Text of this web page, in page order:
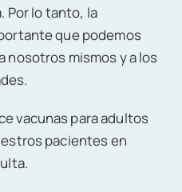
Por lo tanto, la
que podemos
nosotros mismos y a los
vacunas para adultos
pacientes en